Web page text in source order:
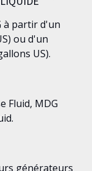
à partir d'un
ou d'un
US).
Fluid, MDG
générateurs